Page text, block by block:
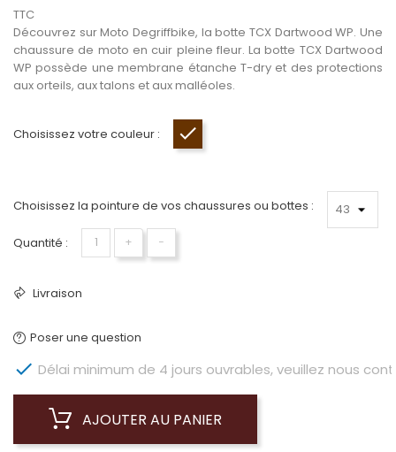
TTC
Découvrez sur Moto Degriffbike, la botte TCX Dartwood WP. Une
chaussure de moto en cuir pleine fleur. La botte TCX Dartwood
WP possède une membrane étanche T-dry et des protections
aux orteils, aux talons et aux malléoles.
Choisissez votre couleur :
Choisissez la pointure de vos chaussures ou bottes :
Quantité : + −
Livraison
Poser une question
 Délai minimum de 4 jours ouvrables, veuillez nous
AJOUTER AU PANIER